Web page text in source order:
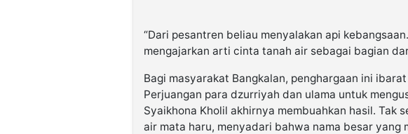
“Dari pesantren beliau menyalakan api
mengajarkan arti cinta tanah air sebagai bagian
Bagi masyarakat Bangkalan, penghargaan ini
Perjuangan para dzurriyah dan ulama untuk
Syaikhona Kholil akhirnya membuahkan hasil. Tak
air mata haru, menyadari bahwa nama besar yang